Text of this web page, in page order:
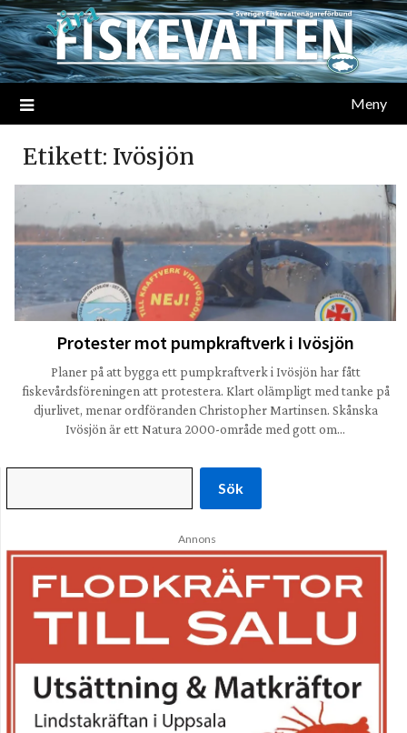
Meny
Etikett: Ivösjön
Protester mot pumpkraftverk i Ivösjön
Planer på att bygga ett pumpkraftverk i Ivösjön har fått
fiskevårdsföreningen att protestera. Klart olämpligt med tanke på
djurlivet, menar ordföranden Christopher Martinsen. Skånska
Ivösjön är ett Natura 2000-område med gott om…
Sök
Annons